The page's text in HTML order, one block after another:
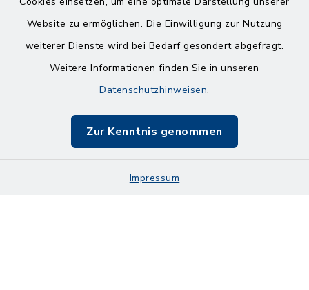
Website zu ermöglichen. Die Einwilligung zur Nutzung
weiterer Dienste wird bei Bedarf gesondert abgefragt.
Weitere Informationen finden Sie in unseren
Datenschutzhinweisen.
Zur Kenntnis genommen
Impressum
Barrierefreiheit
Impressum
Sitemap